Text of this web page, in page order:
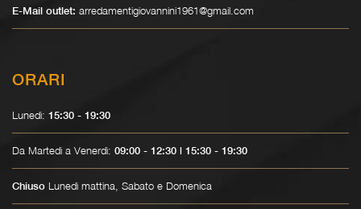
E-Mail outlet: arredamentigiovannini1961@gmail.com
ORARI
Lunedì: 15:30 - 19:30
Da Martedì a Venerdì: 09:00 - 12:30 | 15:30 - 19:30
Chiuso Lunedì mattina, Sabato e Domenica